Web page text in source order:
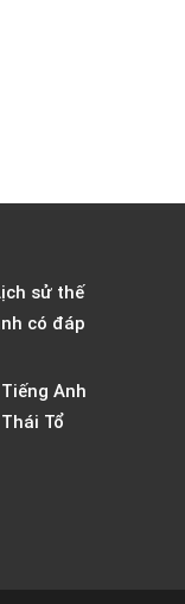
sử thế
có đáp
Anh
Tổ